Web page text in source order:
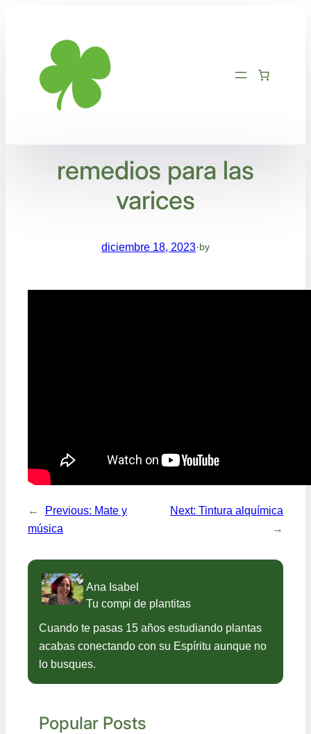
contenido
remedios para las
varices
diciembre 18, 2023·by
← Previous: Mate y
música
Next: Tintura alquímica
→
Ana Isabel
Tu compi de plantitas
Cuando te pasas 15 años estudiando plantas
acabas conectando con su Espíritu aunque no
lo busques.
Popular Posts